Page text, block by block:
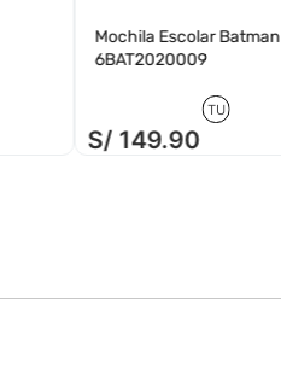
Mochila Escolar Batman
6BAT2020009
TU
S/ 149.90